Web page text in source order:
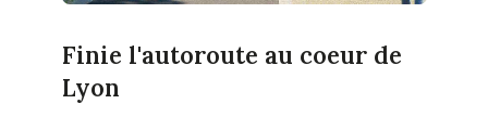
Finie l'autoroute au coeur de
Lyon